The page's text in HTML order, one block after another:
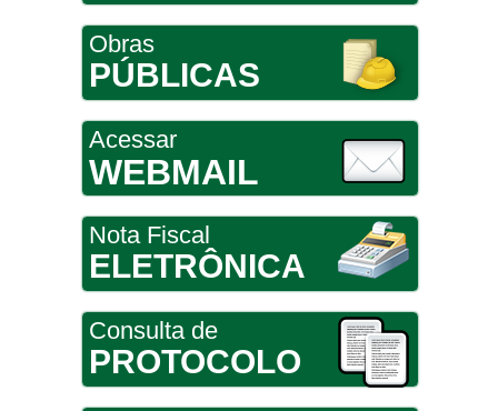
Obras
PÚBLICAS
Acessar
WEBMAIL
Nota Fiscal
ELETRÔNICA
Consulta de
PROTOCOLO